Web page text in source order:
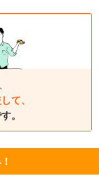
て、
。